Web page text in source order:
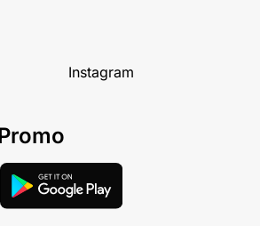
Instagram